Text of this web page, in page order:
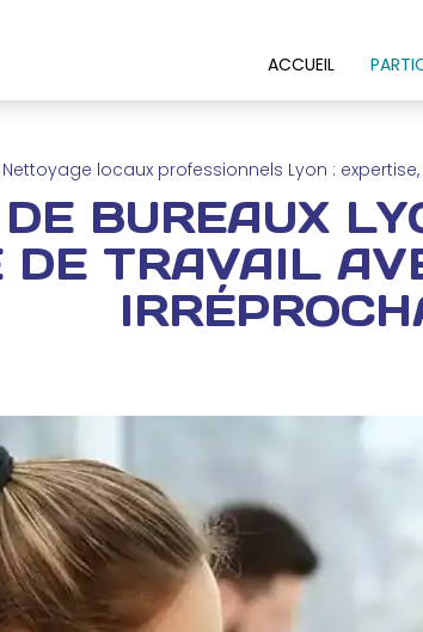
ACCUEIL
Nettoyage locaux professionnels Lyon :
BUREAUX
DE TRAVAIL